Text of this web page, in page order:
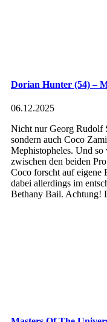
Dorian Hunter (54) –
06.12.2025
Nicht nur Georg Rudolf
sondern auch Coco
Mephistopheles. Und
zwischen den beiden
Coco forscht auf eigene
dabei allerdings im
Bethany Bail.